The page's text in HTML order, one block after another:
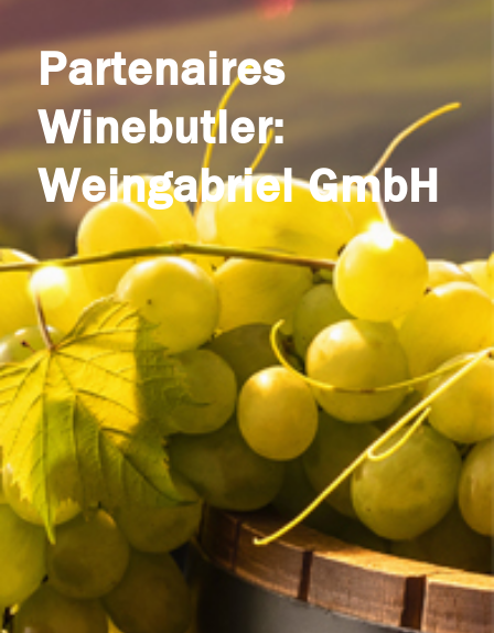
Partenaires
Winebutler:
Weingabriel GmbH